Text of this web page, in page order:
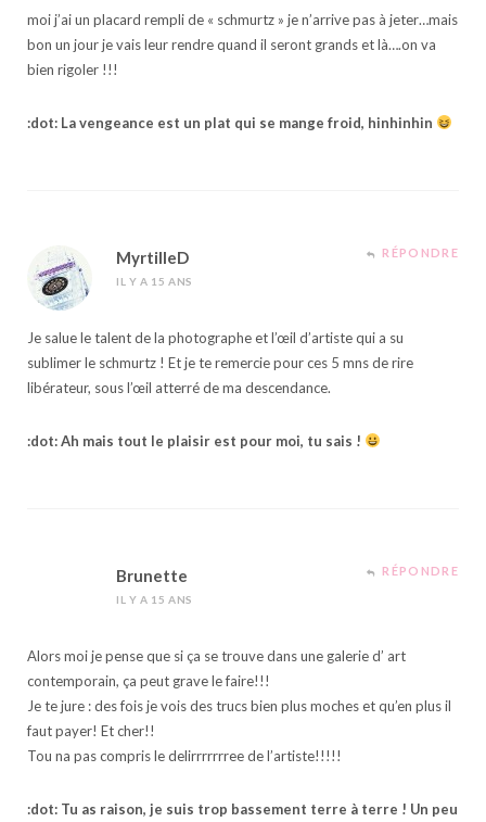
moi j’ai un placard rempli de « schmurtz » je n’arrive pas à jeter…mais
bon un jour je vais leur rendre quand il seront grands et là….on va
bien rigoler !!!
:dot: La vengeance est un plat qui se mange froid, hinhinhin
MyrtilleD
IL Y A 15 ANS
RÉPONDRE
Je salue le talent de la photographe et l’œil d’artiste qui a su
sublimer le schmurtz ! Et je te remercie pour ces 5 mns de rire
libérateur, sous l’œil atterré de ma descendance.
:dot: Ah mais tout le plaisir est pour moi, tu sais !
Brunette
IL Y A 15 ANS
RÉPONDRE
Alors moi je pense que si ça se trouve dans une galerie d’ art
contemporain, ça peut grave le faire!!!
Je te jure : des fois je vois des trucs bien plus moches et qu’en plus il
faut payer! Et cher!!
Tou na pas compris le delirrrrrrree de l’artiste!!!!!
:dot: Tu as raison, je suis trop bassement terre à terre ! Un peu